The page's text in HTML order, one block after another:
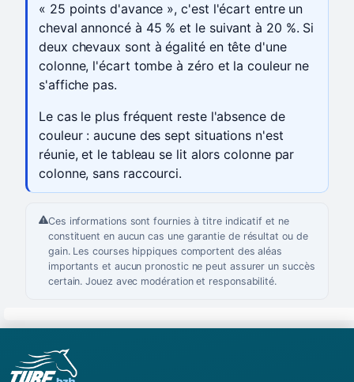
« 25 points d'avance », c'est l'écart entre un
cheval annoncé à 45 % et le suivant à 20 %. Si
deux chevaux sont à égalité en tête d'une
colonne, l'écart tombe à zéro et la couleur ne
s'affiche pas.
Le cas le plus fréquent reste l'absence de
couleur : aucune des sept situations n'est
réunie, et le tableau se lit alors colonne par
colonne, sans raccourci.
Ces informations sont fournies à titre indicatif et ne
constituent en aucun cas une garantie de résultat ou de
gain. Les courses hippiques comportent des aléas
importants et aucun pronostic ne peut assurer un succès
certain. Jouez avec modération et responsabilité.